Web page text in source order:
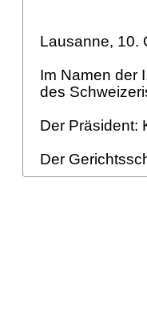
Lausanne, 10.
Im Namen der
des
Der Präsident:
Der